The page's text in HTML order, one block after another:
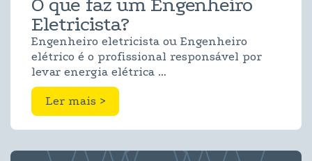
O que faz um Engenheiro
Eletricista?
Engenheiro eletricista ou Engenheiro
elétrico é o profissional responsável por
levar energia elétrica …
Ler mais >